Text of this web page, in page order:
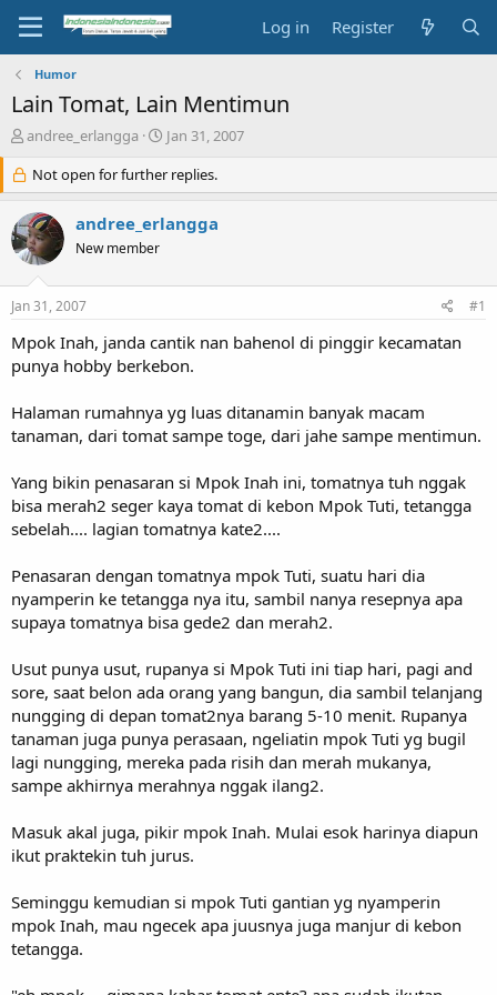
Log in Register
Humor
Lain Tomat, Lain Mentimun
T
r
e
a
d
s
r
e
r
andree_erlangga
S
a
r
d
Jan 31, 2007
Not open for further replies.
andree_erlangga
New member
Jan 31, 2007 #1
Mpok Inah, janda cantik nan bahenol di pinggir kecamatan
punya hobby berkebon.
Halaman rumahnya yg luas ditanamin banyak macam
tanaman, dari tomat sampe toge, dari jahe sampe mentimun.
Yang bikin penasaran si Mpok Inah ini, tomatnya tuh nggak
bisa merah2 seger kaya tomat di kebon Mpok Tuti, tetangga
sebelah.... lagian tomatnya kate2....
Penasaran dengan tomatnya mpok Tuti, suatu hari dia
nyamperin ke tetangga nya itu, sambil nanya resepnya apa
supaya tomatnya bisa gede2 dan merah2.
Usut punya usut, rupanya si Mpok Tuti ini tiap hari, pagi and
sore, saat belon ada orang yang bangun, dia sambil telanjang
nungging di depan tomat2nya barang 5-10 menit. Rupanya
tanaman juga punya perasaan, ngeliatin mpok Tuti yg bugil
lagi nungging, mereka pada risih dan merah mukanya,
sampe akhirnya merahnya nggak ilang2.
Masuk akal juga, pikir mpok Inah. Mulai esok harinya diapun
ikut praktekin tuh jurus.
Seminggu kemudian si mpok Tuti gantian yg nyamperin
mpok Inah, mau ngecek apa juusnya juga manjur di kebon
tetangga.